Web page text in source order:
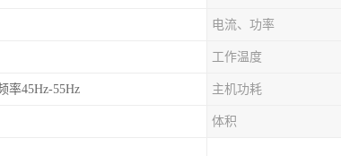
电流、功率
工作温度
率45Hz-55Hz 主机功耗
体积